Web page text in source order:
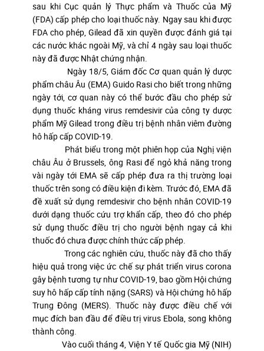
sau khi Cục quản lý Thực phẩm và Thuốc của Mỹ
(FDA) cấp phép cho loại thuốc này. Ngay sau khi được
FDA cho phép, Gilead đã xin quyền được đánh giá tại
các nước khác ngoài Mỹ, và chỉ 4 ngày sau loại thuốc
này đã được Nhật chứng nhận.
Ngày 18/5, Giám đốc Cơ quan quản lý dược
phẩm châu Âu (EMA) Guido Rasi cho biết trong những
ngày tới, cơ quan này có thể bước đầu cho phép sử
dụng thuốc kháng virus remdesivir của công ty dược
phẩm Mỹ Gilead trong điều trị bệnh nhân viêm đường
hô hấp cấp COVID-19.
Phát biểu trong một phiên họp của Nghị viện
châu Âu ở Brussels, ông Rasi để ngỏ khả năng trong
vài ngày tới EMA sẽ cấp phép đưa ra thị trường loại
thuốc trên song có điều kiện đi kèm. Trước đó, EMA đã
đề xuất sử dụng remdesivir cho bệnh nhân COVID-19
dưới dạng thuốc cứu trợ khẩn cấp, theo đó cho phép
sử dụng thuốc điều trị cho người bệnh ngay cả khi
thuốc đó chưa được chính thức cấp phép.
Trong các nghiên cứu, thuốc này đã cho thấy
hiệu quả trong việc ức chế sự phát triển virus corona
gây bệnh tương tự như COVID-19, bao gồm Hội chứng
suy hô hấp cấp tính nặng (SARS) và Hội chứng hô hấp
Trung Đông (MERS). Thuốc này được điều chế với
mục đích ban đầu để điều trị virus Ebola, song không
thành công.
Vào cuối tháng 4, Viện Y tế Quốc gia Mỹ (NIH)